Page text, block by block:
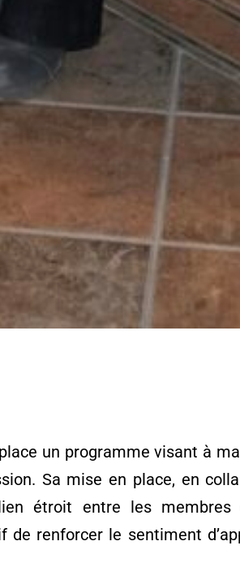
un programme visant à
Sa mise en place, en
étroit entre les
de renforcer le sentiment